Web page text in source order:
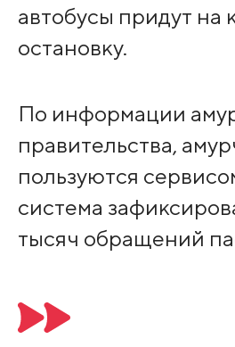
автобусы придут на
остановку.
По информации
правительства,
пользуются
система
тысяч обращений